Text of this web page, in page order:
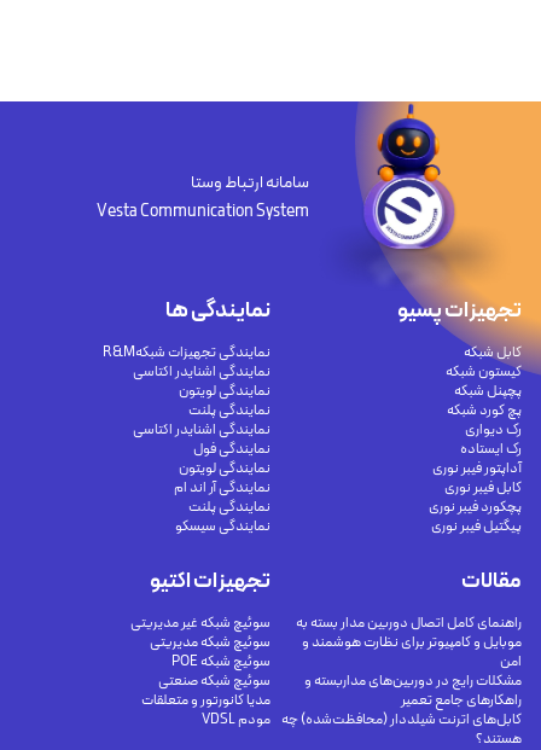
سامانه ارتباط وستا
Vesta Communication System
تجهیزات پسیو
کابل شبکه
کیستون شبکه
پچپنل شبکه
پچ کورد شبکه
رک دیواری
رک ایستاده
آداپتور فیبر نوری
کابل فیبر نوری
پچکورد فیبر نوری
پیگتیل فیبر نوری
تجهیزات اکتیو
سوئیچ شبکه غیر مدیریتی
سوئیچ شبکه مدیریتی
سوئیچ شبکه POE
سوئیچ شبکه صنعتی
مدیا کانورتور و متعلقات
مودم VDSL
نمایندگی ها
نمایندگی تجهیزات شبکهR&M
نمایندگی اشنایدر اکتاسی
نمایندگی لویتون
نمایندگی پلنت
نمایندگی اشنایدر اکتاسی
نمایندگی فول
نمایندگی لویتون
نمایندگی آر اند ام
نمایندگی پلنت
نمایندگی سیسکو
مقالات
راهنمای کامل اتصال دوربین مدار بسته به
موبایل و کامپیوتر برای نظارت هوشمند و
امن
مشکلات رایج در دوربین‌های مداربسته و
راهکارهای جامع تعمیر
کابل‌های اترنت شیلددار (محافظت‌شده) چه
هستند؟